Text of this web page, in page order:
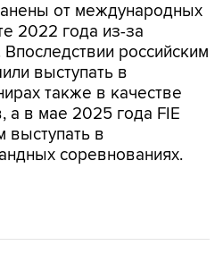
от международных
2022 года из-за
российским
выступать в
также в качестве
а в мае 2025 года FIE
выступать в
соревнованиях.